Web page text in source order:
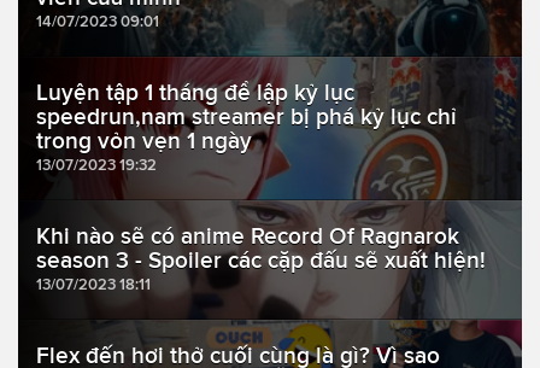
14/07/2023 09:01
Luyện tập 1 tháng để lập kỷ lục
speedrun,nam streamer bị phá kỷ lục chỉ
trong vỏn vẹn 1 ngày
13/07/2023 19:32
Khi nào sẽ có anime Record Of Ragnarok
season 3 - Spoiler các cặp đấu sẽ xuất hiện!
13/07/2023 18:11
Flex đến hơi thở cuối cùng là gì? Vì sao